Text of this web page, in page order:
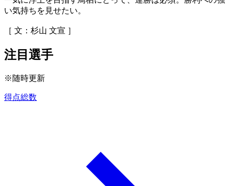
い気持ちを見せたい。
［ 文：杉山 文宣 ］
注目選手
※随時更新
得点総数